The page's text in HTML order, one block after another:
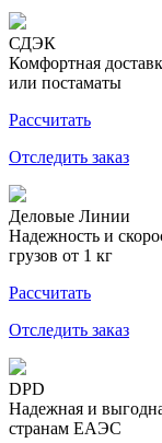
СДЭК
Комфортная
или постаматы
Рассчитать
Отследить заказ
Деловые Линии
Надежность и
грузов от 1 кг
Рассчитать
Отследить заказ
DPD
Надежная и
странам ЕАЭС